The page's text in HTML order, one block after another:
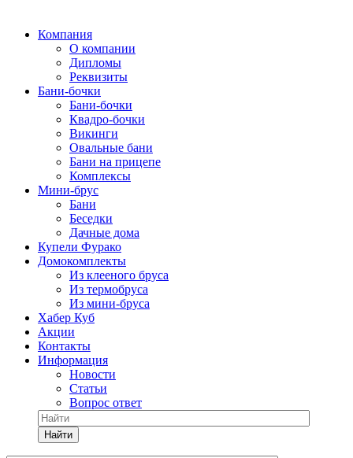
Компания
О компании
Дипломы
Реквизиты
Бани-бочки
Бани-бочки
Квадро-бочки
Викинги
Овальные бани
Бани на прицепе
Комплексы
Мини-брус
Бани
Беседки
Дачные дома
Купели Фурако
Домокомплекты
Из клееного бруса
Из термобруса
Из мини-бруса
Хабер Куб
Акции
Контакты
Информация
Новости
Статьи
Вопрос ответ
Найти